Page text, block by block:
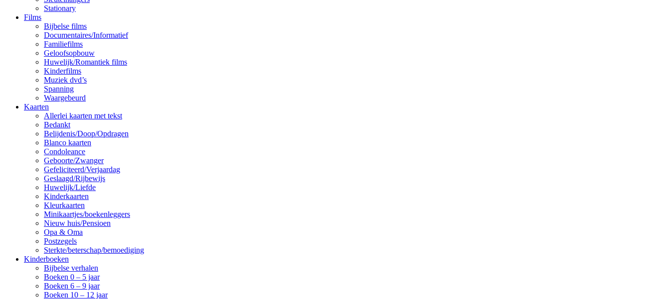
Stationary
Films
Bijbelse films
Documentaires/Informatief
Familiefilms
Geloofsopbouw
Huwelijk/Romantiek films
Kinderfilms
Muziek dvd’s
Spanning
Waargebeurd
Kaarten
Allerlei kaarten met tekst
Bedankt
Belijdenis/Doop/Opdragen
Blanco kaarten
Condoleance
Geboorte/Zwanger
Gefeliciteerd/Verjaardag
Geslaagd/Rijbewijs
Huwelijk/Liefde
Kinderkaarten
Kleurkaarten
Minikaartjes/boekenleggers
Nieuw huis/Pensioen
Opa & Oma
Postzegels
Sterkte/beterschap/bemoediging
Kinderboeken
Bijbelse verhalen
Boeken 0 – 5 jaar
Boeken 6 – 9 jaar
Boeken 10 – 12 jaar